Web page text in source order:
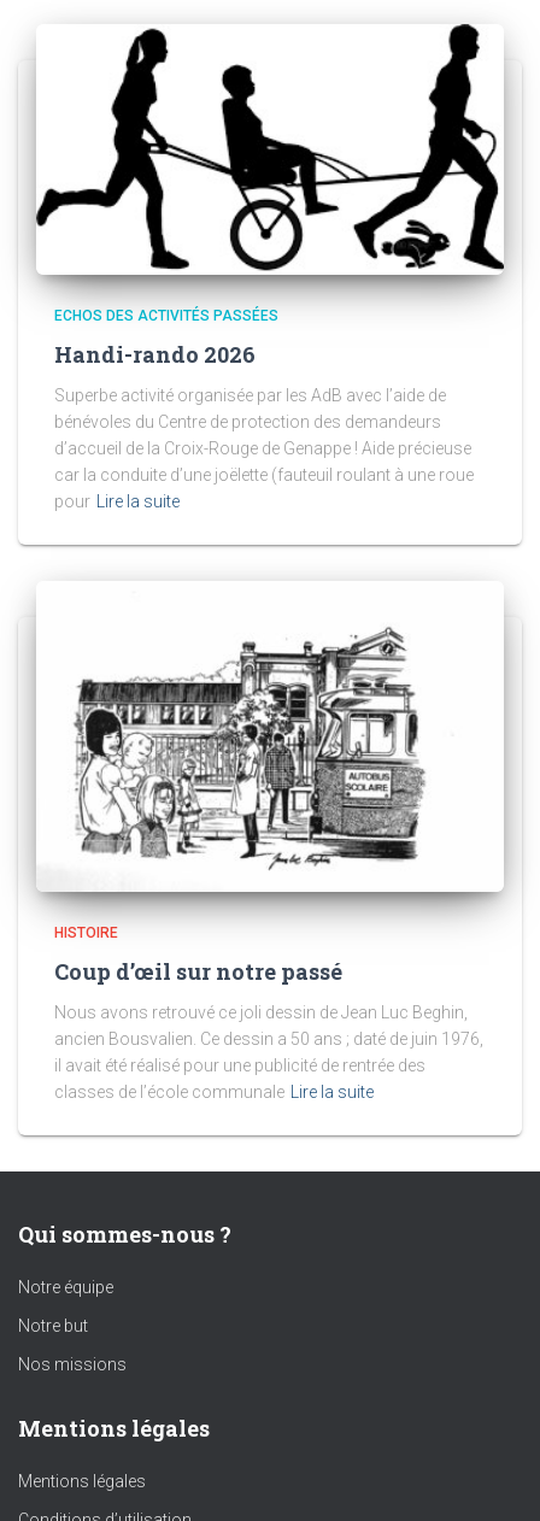
ECHOS DES ACTIVITÉS PASSÉES
Handi-rando 2026
Superbe activité organisée par les AdB avec l’aide de
bénévoles du Centre de protection des demandeurs
d’accueil de la Croix-Rouge de Genappe ! Aide précieuse
car la conduite d’une joëlette (fauteuil roulant à une roue
pour
Lire la suite
HISTOIRE
Coup d’œil sur notre passé
Nous avons retrouvé ce joli dessin de Jean Luc Beghin,
ancien Bousvalien. Ce dessin a 50 ans ; daté de juin 1976,
il avait été réalisé pour une publicité de rentrée des
classes de l’école communale Lire la suite
Qui sommes-nous ?
Notre équipe
Notre but
Nos missions
Mentions légales
Mentions légales